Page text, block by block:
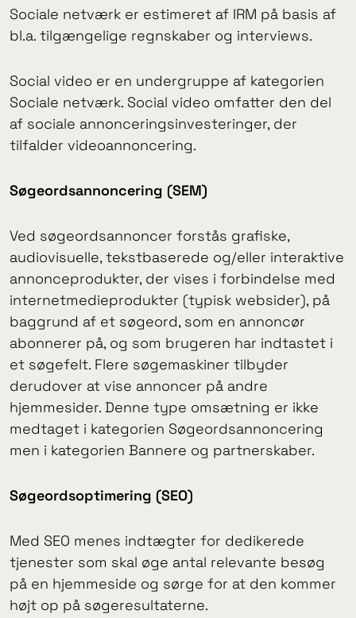
Sociale netværk er estimeret af IRM på basis af
bl.a. tilgængelige regnskaber og interviews.
Social video er en undergruppe af kategorien
Sociale netværk. Social video omfatter den del
af sociale annonceringsinvesteringer, der
tilfalder videoannoncering.
Søgeordsannoncering (SEM)
Ved søgeordsannoncer forstås grafiske,
audiovisuelle, tekstbaserede og/eller interaktive
annonceprodukter, der vises i forbindelse med
internetmedieprodukter (typisk websider), på
baggrund af et søgeord, som en annoncør
abonnerer på, og som brugeren har indtastet i
et søgefelt. Flere søgemaskiner tilbyder
derudover at vise annoncer på andre
hjemmesider. Denne type omsætning er ikke
medtaget i kategorien Søgeordsannoncering
men i kategorien Bannere og partnerskaber.
Søgeordsoptimering (SEO)
Med SEO menes indtægter for dedikerede
tjenester som skal øge antal relevante besøg
på en hjemmeside og sørge for at den kommer
højt op på søgeresultaterne.